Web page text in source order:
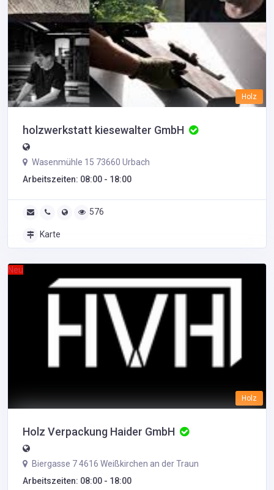
Holz
holzwerkstatt kiesewalter GmbH
Wasenmühle 15 73660 Urbach
Arbeitszeiten: 08:00 - 18:00
576
Karte
Neu
Holz
Holz Verpackung Haider GmbH
Biergasse 7 4616 Weißkirchen an der Traun
Arbeitszeiten: 08:00 - 18:00